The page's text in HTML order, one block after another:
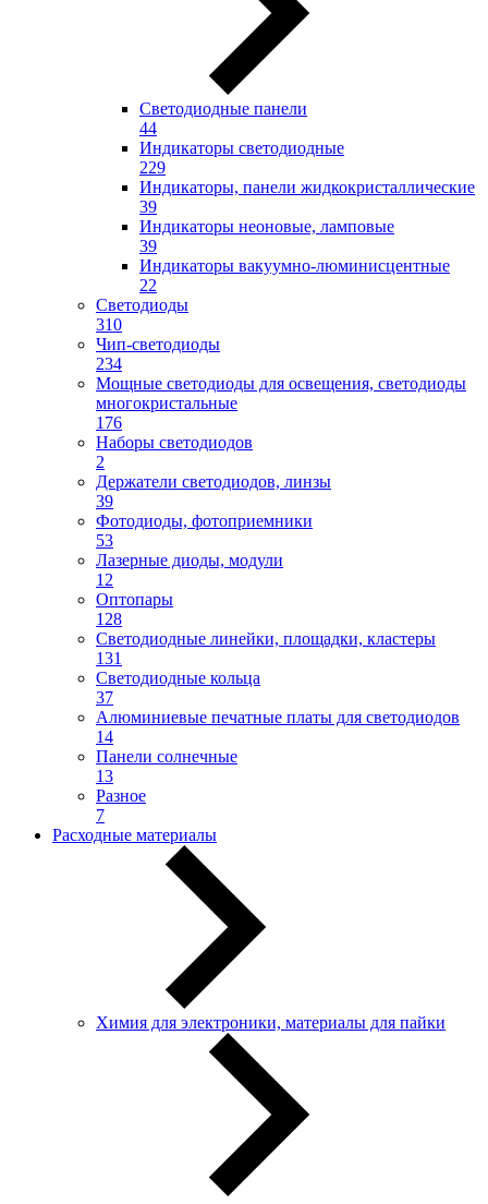
Светодиодные панели
44
Индикаторы светодиодные
229
Индикаторы, панели жидкокристаллические
39
Индикаторы неоновые, ламповые
39
Индикаторы вакуумно-люминисцентные
22
Светодиоды
310
Чип-светодиоды
234
Мощные светодиоды для освещения, светодиоды
многокристальные
176
Наборы светодиодов
2
Держатели светодиодов, линзы
39
Фотодиоды, фотоприемники
53
Лазерные диоды, модули
12
Оптопары
128
Светодиодные линейки, площадки, кластеры
131
Светодиодные кольца
37
Алюминиевые печатные платы для светодиодов
14
Панели солнечные
13
Разное
7
Расходные материалы
Химия для электроники, материалы для пайки